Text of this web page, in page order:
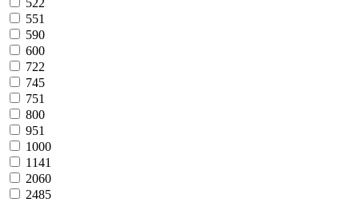
551
590
600
722
745
751
800
951
1000
1141
2060
2485